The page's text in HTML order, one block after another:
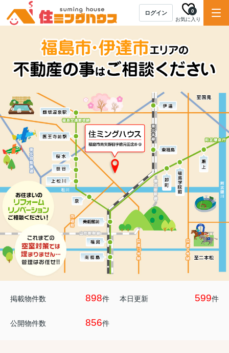
ログイン
お気に入り
0
掲載物件数 898件 本日更新 599件
公開物件数 856件